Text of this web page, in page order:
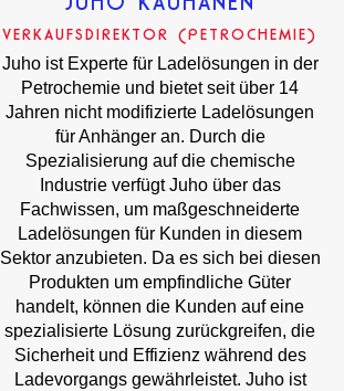
VERKAUFSDIREKTOR (PETROCHEMIE)
Juho ist Experte für Ladelösungen in der
Petrochemie und bietet seit über 14
Jahren nicht modifizierte Ladelösungen
für Anhänger an. Durch die
Spezialisierung auf die chemische
Industrie verfügt Juho über das
Fachwissen, um maßgeschneiderte
Ladelösungen für Kunden in diesem
Sektor anzubieten. Da es sich bei diesen
Produkten um empfindliche Güter
handelt, können die Kunden auf eine
spezialisierte Lösung zurückgreifen, die
Sicherheit und Effizienz während des
Ladevorgangs gewährleistet. Juho ist